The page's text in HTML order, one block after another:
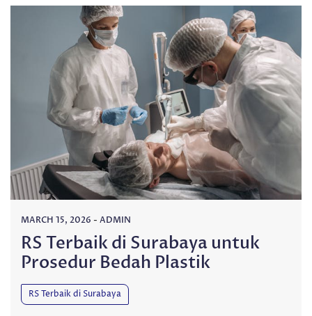
MARCH 15, 2026 - ADMIN
RS Terbaik di Surabaya untuk
Prosedur Bedah Plastik
RS Terbaik di Surabaya